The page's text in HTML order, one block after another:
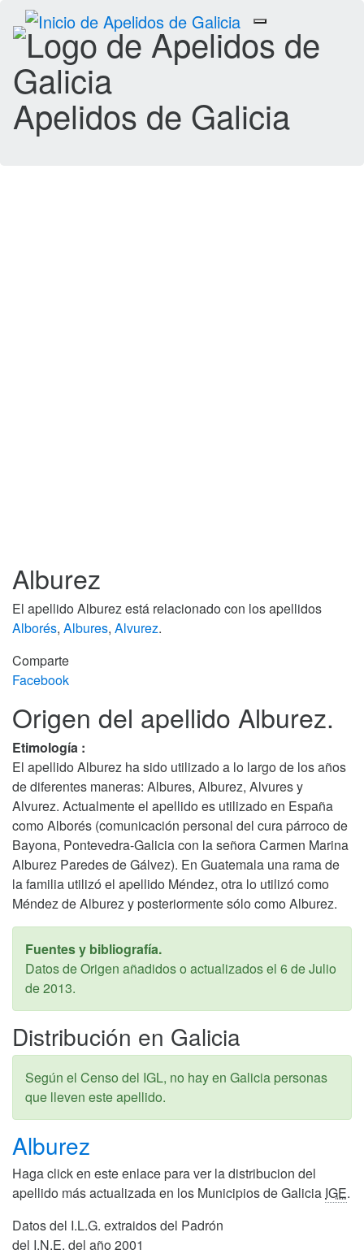
Toggle
navigation
Apelidos de Galicia
Alburez
El apellido Alburez está relacionado con los apellidos
Alborés, Albures, Alvurez.
Comparte
Facebook
Origen del apellido Alburez.
Etimología :
El apellido Alburez ha sido utilizado a lo largo de los años
de diferentes maneras: Albures, Alburez, Alvures y
Alvurez. Actualmente el apellido es utilizado en España
como Alborés (comunicación personal del cura párroco de
Bayona, Pontevedra-Galicia con la señora Carmen Marina
Alburez Paredes de Gálvez). En Guatemala una rama de
la familia utilizó el apellido Méndez, otra lo utilizó como
Méndez de Alburez y posteriormente sólo como Alburez.
Fuentes y bibliografía.
Datos de Origen añadidos o actualizados el 6 de Julio
de 2013.
Distribución en Galicia
Según el Censo del IGL, no hay en Galicia personas
que lleven este apellido.
Alburez
Haga click en este enlace para ver la distribucion del
apellido más actualizada en los Municipios de Galicia IGE.
Datos del I.L.G. extraidos del Padrón
del I.N.E. del año 2001